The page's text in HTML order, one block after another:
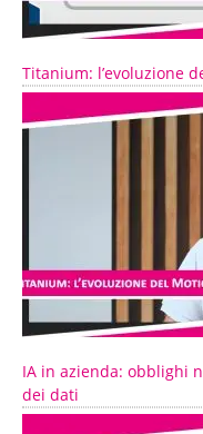
Titanium: l’evoluzione
IA in azienda: obblighi
dei dati